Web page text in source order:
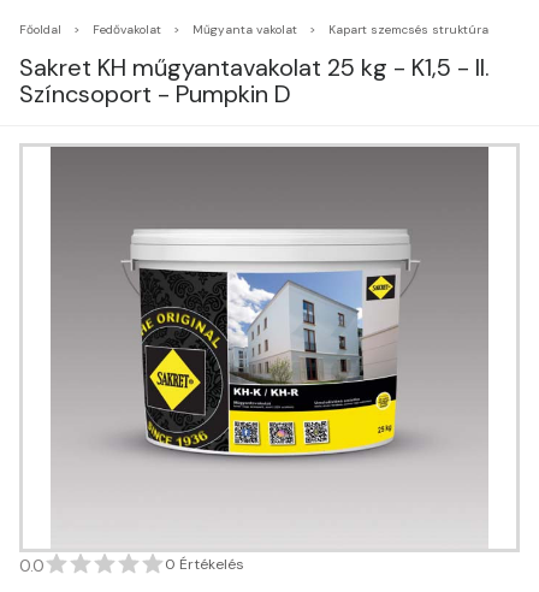
Főoldal Fedővakolat Műgyanta vakolat Kapart szemcsés struktúra
Sakret KH műgyantavakolat 25 kg - K1,5 - II.
Színcsoport - Pumpkin D
0.0 0 Értékelés